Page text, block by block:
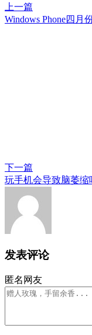
上一篇
Windows Phone四月
下一篇
玩手机会导致脑萎缩
发表评论
匿名网友